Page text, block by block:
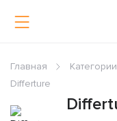
Главная Категории
Differture